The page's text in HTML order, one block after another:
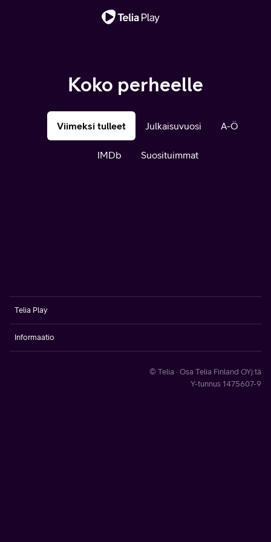
Koko perheelle
Viimeksi tulleet Julkaisuvuosi A-Ö
IMDb Suosituimmat
Telia Play
Informaatio
© Telia · Osa Telia Finland OYj:tä
Y-tunnus 1475607-9